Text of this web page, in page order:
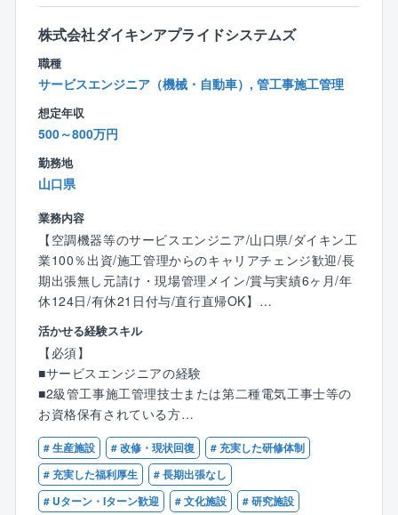
【働き方】
■年間休日120日
■日勤のみ
■残業平均10～20時間
■定年65歳 等、ワークライフバランスを整えて就業が
可能です！
株式会社ダイキンアプライドシステムズ
職種
サービスエンジニア（機械・自動車）, 管工事施工管理
想定年収
500～800万円
勤務地
山口県
業務内容
【空調機器等のサービスエンジニア/山口県/ダイキン工
業100％出資/施工管理からのキャリアチェンジ歓迎/長
期出張無し元請け・現場管理メイン/賞与実績6ヶ月/年
休124日/有休21日付与/直行直帰OK】
『世界NO.1の空調メーカーダイキン工業グループ会
社』空調を中心に据えたシステムの提案・設計・施工
を引き受け、完成後もアフターサービスで末永くサポ
ートしております！
【業務内容】
同社山口営業所にて、ビル・工場・倉庫等における空
調、クリーンルーム、環境試験設備をはじめとした設
備・構成機器の保守・メンテナンス業務をご担当いた
活かせる経験スキル
【必須】
■サービスエンジニアの経験
■2級管工事施工管理技士または第二種電気工事士等の
お資格保有されている方
【尚可】
空調・冷凍機などの故障診断や解析の経験
# 生産施設 # 改修・現状回復
# 充実した研修体制
# 充実した福利厚生
# 長期出張なし
# Uターン・Iターン歓迎
# 文化施設
# 研究施設